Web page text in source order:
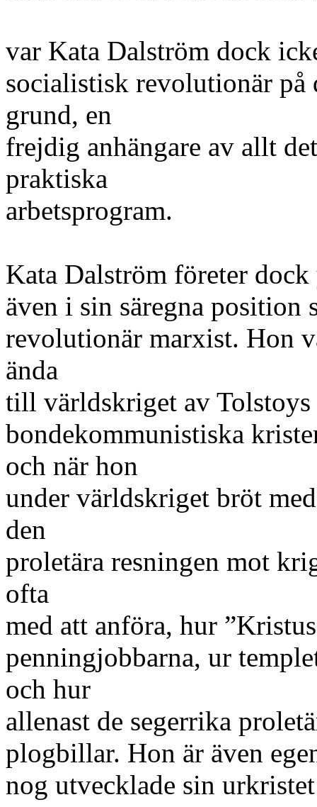
var Kata Dalström dock
socialistisk revolutionär på
grund, en
frejdig anhängare av allt
praktiska
arbetsprogram.
Kata Dalström företer
även i sin säregna
revolutionär marxist. Hon
ända
till världskriget av Tolstoys
bondekommunistiska
och när hon
under världskriget bröt
den
proletära resningen mot
ofta
med att anföra, hur
penningjobbarna, ur
och hur
allenast de segerrika
plogbillar. Hon är även
nog utvecklade sin